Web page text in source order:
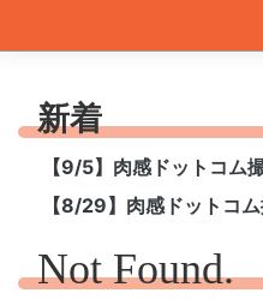
新着
【9/5】肉感ドットコ
【8/29】肉感ドットコ
Not Found.